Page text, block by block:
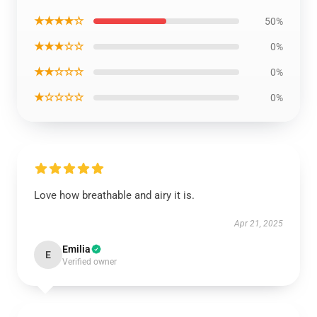
★★★★☆ 50%
★★★☆☆ 0%
★★☆☆☆ 0%
★☆☆☆☆ 0%
Love how breathable and airy it is.
Apr 21, 2025
E Emilia
Verified owner